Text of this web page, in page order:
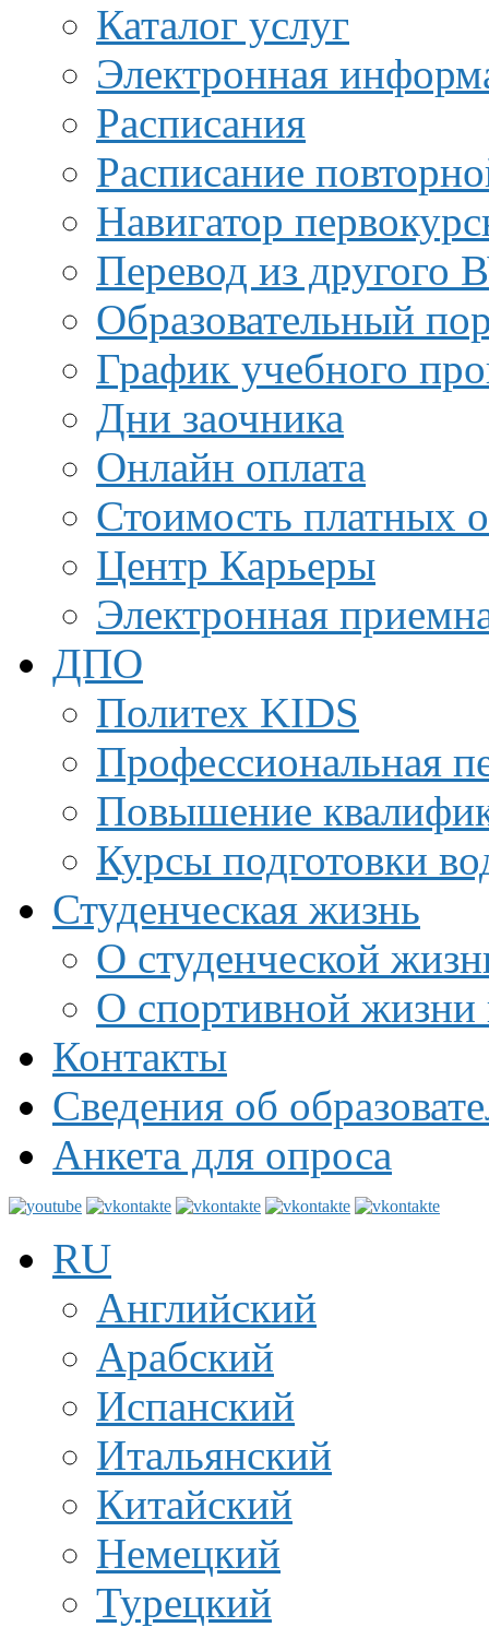
Каталог услуг
Электронная
Расписания
Расписание
Навигатор
Перевод из другого
Образовательный
График учебного
Дни заочника
Онлайн оплата
Стоимость платных
Центр Карьеры
Электронная
ДПО
Политех KIDS
Профессиональная
Повышение
Курсы подготовки
Студенческая жизнь
О студенческой
О спортивной жизни
Контакты
Сведения об
Анкета для опроса
RU
Английский
Арабский
Испанский
Итальянский
Китайский
Немецкий
Турецкий